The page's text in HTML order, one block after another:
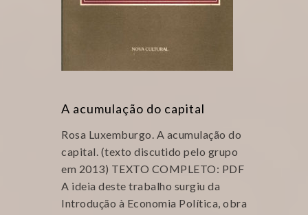
A acumulação do capital
Rosa Luxemburgo. A acumulação do
capital. (texto discutido pelo grupo
em 2013) TEXTO COMPLETO: PDF
A ideia deste trabalho surgiu da
Introdução à Economia Política, obra